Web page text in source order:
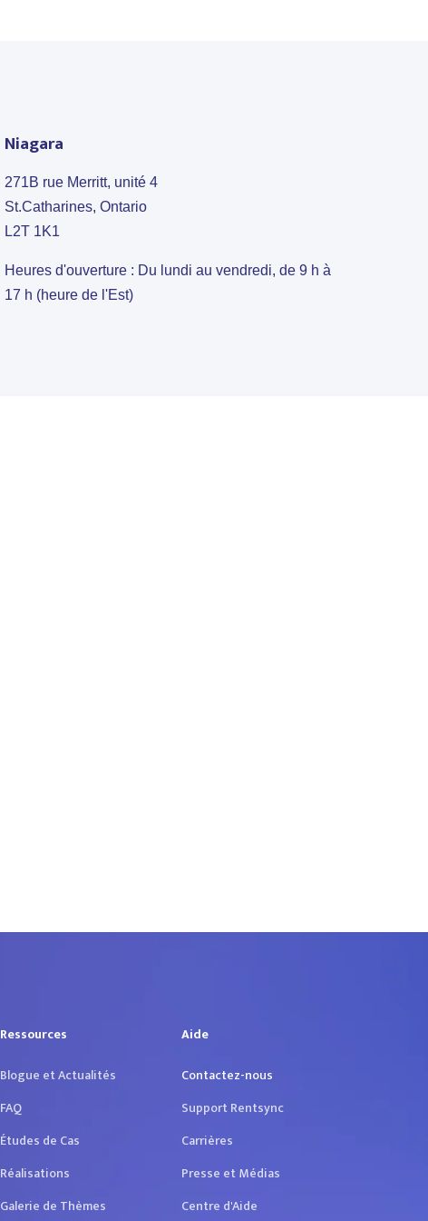
Niagara
271B rue Merritt, unité 4
St.Catharines, Ontario
L2T 1K1
Heures d'ouverture : Du lundi au vendredi, de 9 h à
17 h (heure de l'Est)
Ressources
Blogue et Actualités
FAQ
Études de Cas
Réalisations
Galerie de Thèmes
Aide
Contactez-nous
Support Rentsync
Carrières
Presse et Médias
Centre d'Aide